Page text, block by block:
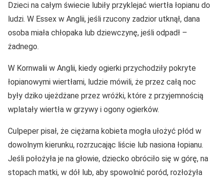
Dzieci na całym świecie lubiły przyklejać wiertła łopianu do
ludzi. W Essex w Anglii, jeśli rzucony zadzior utknął, dana
osoba miała chłopaka lub dziewczynę, jeśli odpadł –
żadnego.
W Kornwalii w Anglii, kiedy ogierki przychodziły pokryte
łopianowymi wiertłami, ludzie mówili, że przez całą noc
były dziko ujeżdżane przez wróżki, które z przyjemnością
wplatały wiertła w grzywy i ogony ogierków.
Culpeper pisał, że ciężarna kobieta mogła ułożyć płód w
dowolnym kierunku, rozrzucając liście lub nasiona łopianu.
Jeśli położyła je na głowie, dziecko obróciło się w górę, na
stopach matki, w dół lub, aby spowolnić poród, rozłożyła